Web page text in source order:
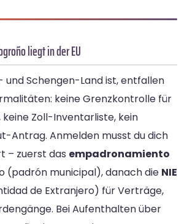
liegt in der EU
und Schengen-Land ist, entfallen
keine Grenzkontrolle für
keine Zoll-Inventarliste, kein
Antrag. Anmelden musst du dich
– zuerst das empadronamiento
(padrón municipal), danach die NIE
de Extranjero) für Verträge,
Bei Aufenthalten über